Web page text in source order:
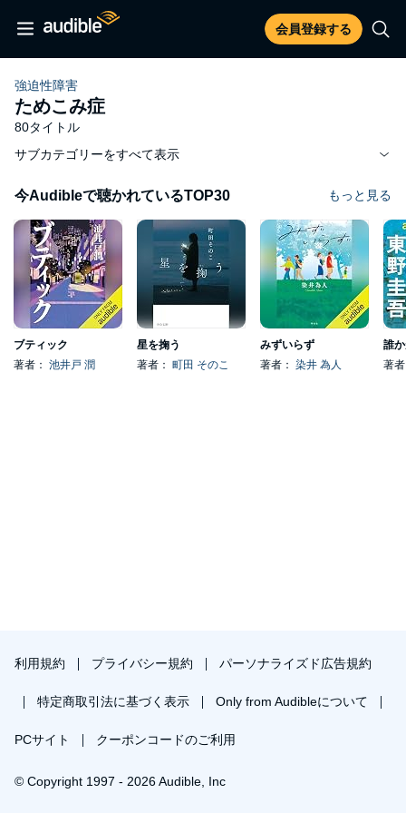
会員登録する
強迫性障害
ためこみ症
80タイトル
サブカテゴリーをすべて表示
今Audibleで聴かれているTOP30 もっと見る
ブティック
著者： 池井戸 潤
星を掬う
著者： 町田 そのこ
みずいらず
著者： 染井 為人
誰
著
利用規約 プライバシー規約 パーソナライズド広告規約
特定商取引法に基づく表示 Only from Audibleについて
PCサイト クーポンコードのご利用
© Copyright 1997 - 2026 Audible, Inc